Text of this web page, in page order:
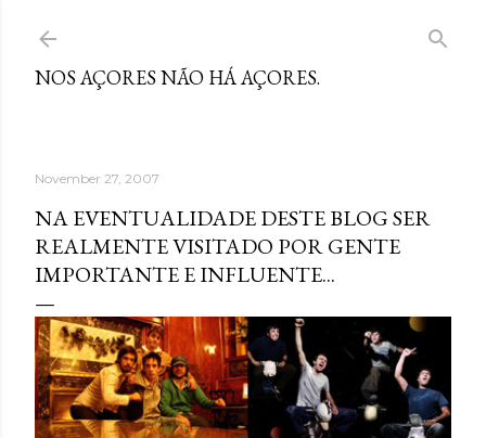
NOS AÇORES NÃO HÁ AÇORES.
November 27, 2007
NA EVENTUALIDADE DESTE BLOG SER
REALMENTE VISITADO POR GENTE
IMPORTANTE E INFLUENTE...